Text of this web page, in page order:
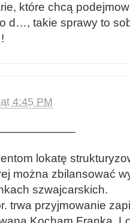
które chcą
d…, takie sprawy to
4:45 PM
lokatę
można zbilansować
szwajcarskich.
trwa przyjmowanie